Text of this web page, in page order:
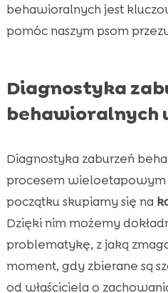
behawioralnych jest
pomóc naszym psom
Diagnostyka
behawioralnych
Diagnostyka zaburzeń
procesem wieloetapowym
początku skupiamy się na
Dzięki nim możemy
problematykę, z jaką
moment, gdy zbierane są
od właściciela o